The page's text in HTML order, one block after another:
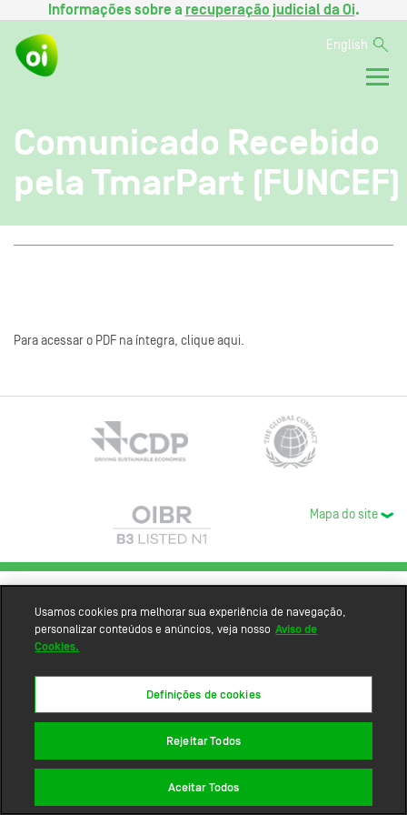
Informações sobre a recuperação judicial da Oi.
English
Comunicado Recebido
pela TmarPart (FUNCEF)
Para acessar o PDF na íntegra, clique aqui.
Mapa do site
Usamos cookies pra melhorar sua experiência de navegação,
personalizar conteúdos e anúncios, veja nosso Aviso de
Cookies.
Definições de cookies
Rejeitar Todos
Aceitar Todos